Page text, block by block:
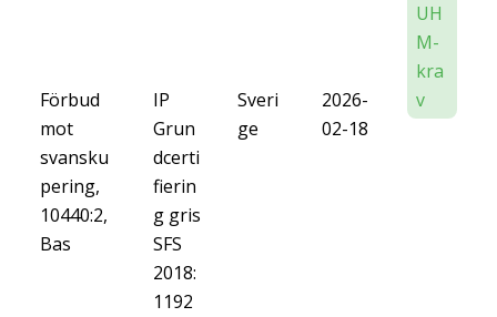
Förbud
mot
svansku
pering,
10440:2,
Bas
IP
Grun
dcerti
fierin
g gris
SFS
2018:
1192
Sveri
ge
2026-
02-18
UH
M-
kra
v